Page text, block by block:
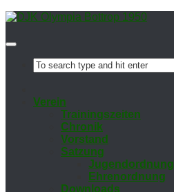
Ver­ein
Trai­nings­zei­ten
Chro­nik
Vor­stand
Sat­zung
Ju­gend­ord­nung
Eh­ren­ord­nung
Down­loads